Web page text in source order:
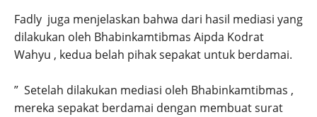
Fadly juga menjelaskan bahwa dari hasil mediasi yang
dilakukan oleh Bhabinkamtibmas Aipda Kodrat
Wahyu , kedua belah pihak sepakat untuk berdamai.
” Setelah dilakukan mediasi oleh Bhabinkamtibmas ,
mereka sepakat berdamai dengan membuat surat